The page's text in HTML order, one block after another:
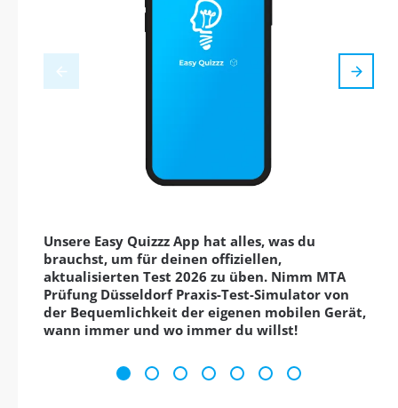
Unsere Easy Quizzz App hat alles, was du
brauchst, um für deinen offiziellen,
aktualisierten Test 2026 zu üben. Nimm MTA
Prüfung Düsseldorf Praxis-Test-Simulator von
der Bequemlichkeit der eigenen mobilen Gerät,
wann immer und wo immer du willst!